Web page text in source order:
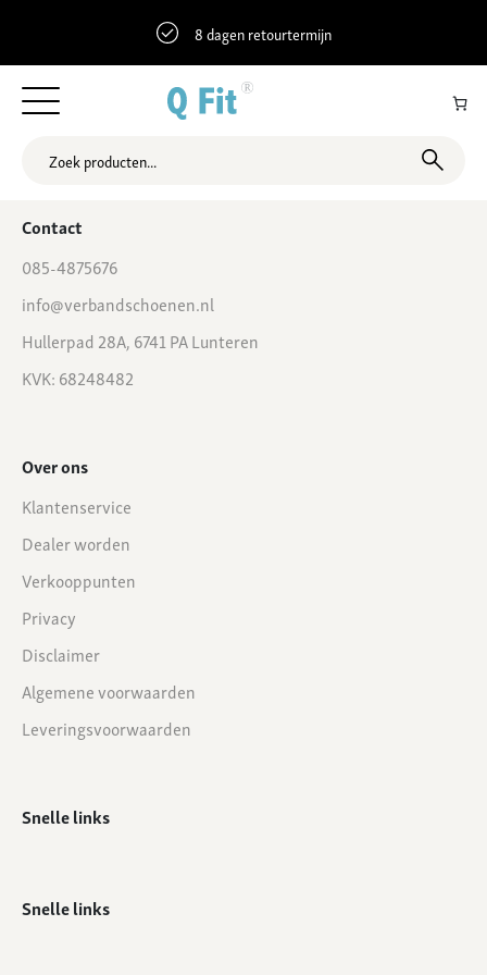
8 dagen retourtermijn
51.3113083 6.1135509 Julianastraat 21, Belfeld, Nederland
Contact
085-4875676
info@verbandschoenen.nl
Hullerpad 28A, 6741 PA Lunteren
KVK: 68248482
Over ons
Klantenservice
Dealer worden
Verkooppunten
Privacy
Disclaimer
Algemene voorwaarden
Leveringsvoorwaarden
Snelle links
Snelle links